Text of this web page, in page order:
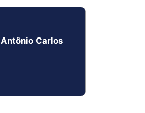
Antônio Carlos